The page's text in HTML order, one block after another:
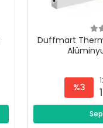
Duffmart
%3